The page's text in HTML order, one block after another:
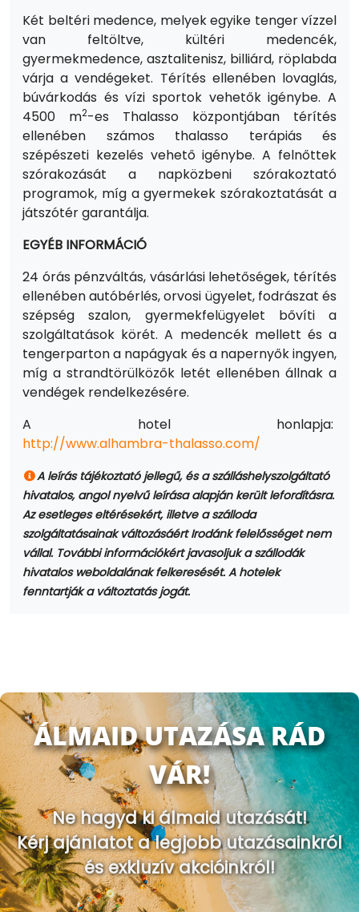
Két beltéri medence, melyek egyike tenger vízzel
van feltöltve, kültéri medencék,
gyermekmedence, asztalitenisz, billiárd, röplabda
várja a vendégeket. Térítés ellenében lovaglás,
búvárkodás és vízi sportok vehetők igénybe. A
4500 m2-es Thalasso központjában térítés
ellenében számos thalasso terápiás és
szépészeti kezelés vehető igénybe. A felnőttek
szórakozását a napközbeni szórakoztató
programok, míg a gyermekek szórakoztatását a
játszótér garantálja.
EGYÉB INFORMÁCIÓ
24 órás pénzváltás, vásárlási lehetőségek, térítés
ellenében autóbérlés, orvosi ügyelet, fodrászat és
szépség szalon, gyermekfelügyelet bővíti a
szolgáltatások körét. A medencék mellett és a
tengerparton a napágyak és a napernyők ingyen,
míg a strandtörülközők letét ellenében állnak a
vendégek rendelkezésére.
A hotel honlapja:
http://www.alhambra-thalasso.com/
A leírás tájékoztató jellegű, és a szálláshelyszolgáltató
hivatalos, angol nyelvű leírása alapján került lefordításra.
Az esetleges eltérésekért, illetve a szálloda
szolgáltatásainak változásáért Irodánk felelősséget nem
vállal. További információkért javasoljuk a szállodák
hivatalos weboldalának felkeresését. A hotelek
fenntartják a változtatás jogát.
ÁLMAID UTAZÁSA RÁD
VÁR!
Ne hagyd ki álmaid utazását!
Kérj ajánlatot a legjobb utazásainkról
és exkluzív akcióinkról!